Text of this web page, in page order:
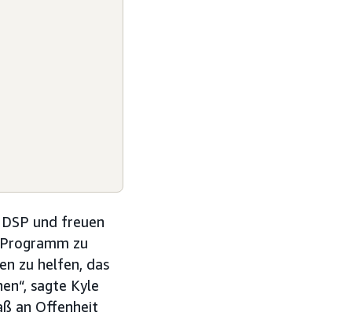
und freuen
zu
zu helfen, das
sagte Kyle
an Offenheit